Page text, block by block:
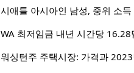
시애틀 아시아인 남성, 중위 소득
WA 최저임금 내년 시간당
워싱턴주 주택시장: 가격과